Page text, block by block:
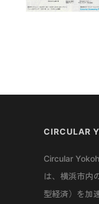
CIRCULAR
Circular
は、横浜市内
型経済）を加